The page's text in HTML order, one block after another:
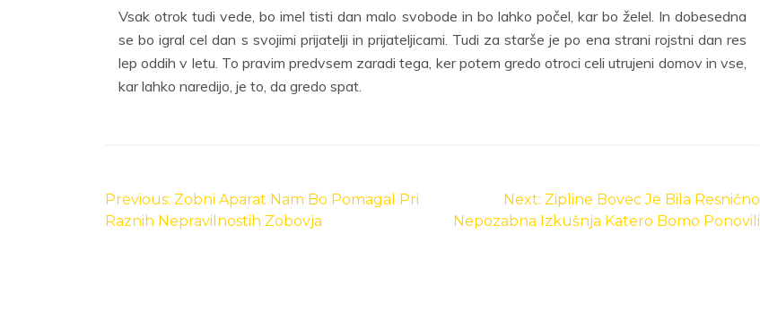
Vsak otrok tudi vede, bo imel tisti dan malo svobode in bo lahko počel, kar bo želel. In dobesedna
se bo igral cel dan s svojimi prijatelji in prijateljicami. Tudi za starše je po ena strani rojstni dan res
lep oddih v letu. To pravim predvsem zaradi tega, ker potem gredo otroci celi utrujeni domov in vse,
kar lahko naredijo, je to, da gredo spat.
prispevka
Previous: Zobni Aparat Nam Bo Pomagal Pri
Raznih Nepravilnostih Zobovja
Next: Zipline Bovec Je Bila Resnično
Nepozabna Izkušnja Katero Bomo Ponovili